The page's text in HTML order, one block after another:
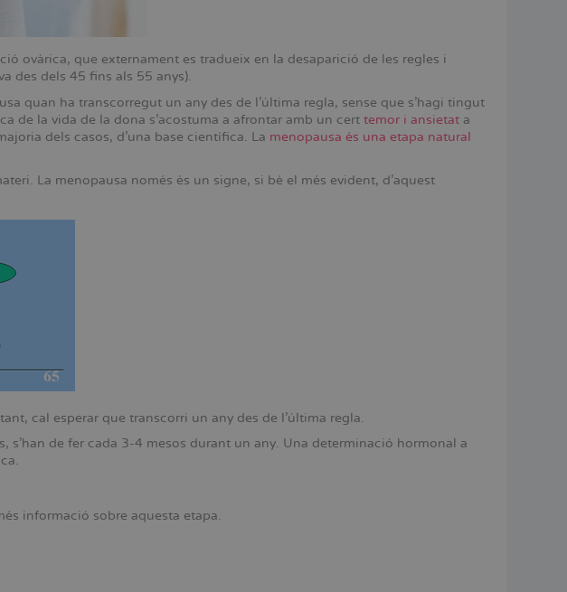
ovàrica, que externament es tradueix en la desaparició de les regles i
des dels 45 fins als 55 anys).
quan ha transcorregut un any des de l’última regla, sense que s’hagi tingut
de la vida de la dona s’acostuma a afrontar amb un cert temor i ansietata
dels casos, d’una base científica. La menopausa és una etapa natural
La menopausa només és un signe, si bé el més evident, d’aquest
cal esperar que transcorri un any des de l’última regla.
s’han de fer cada 3-4 mesos durant un any. Una determinació hormonal a
informació sobre aquesta etapa.